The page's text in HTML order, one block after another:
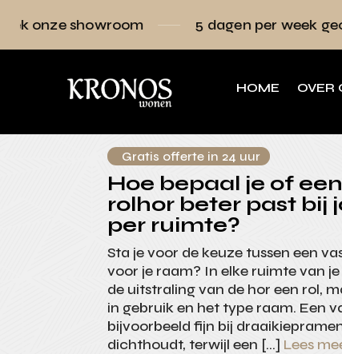
5 dagen per week geopend
HOME OVER
Gratis offerte in 24 uur
Hoe bepaal je of
rolhor beter past bij
per ruimte?
Sta je voor de keuze tussen een
voor je raam? In elke ruimte van
de uitstraling van de hor een rol,
in gebruik en het type raam. Een
bijvoorbeeld fijn bij
dichthoudt, terwijl een […] Lees